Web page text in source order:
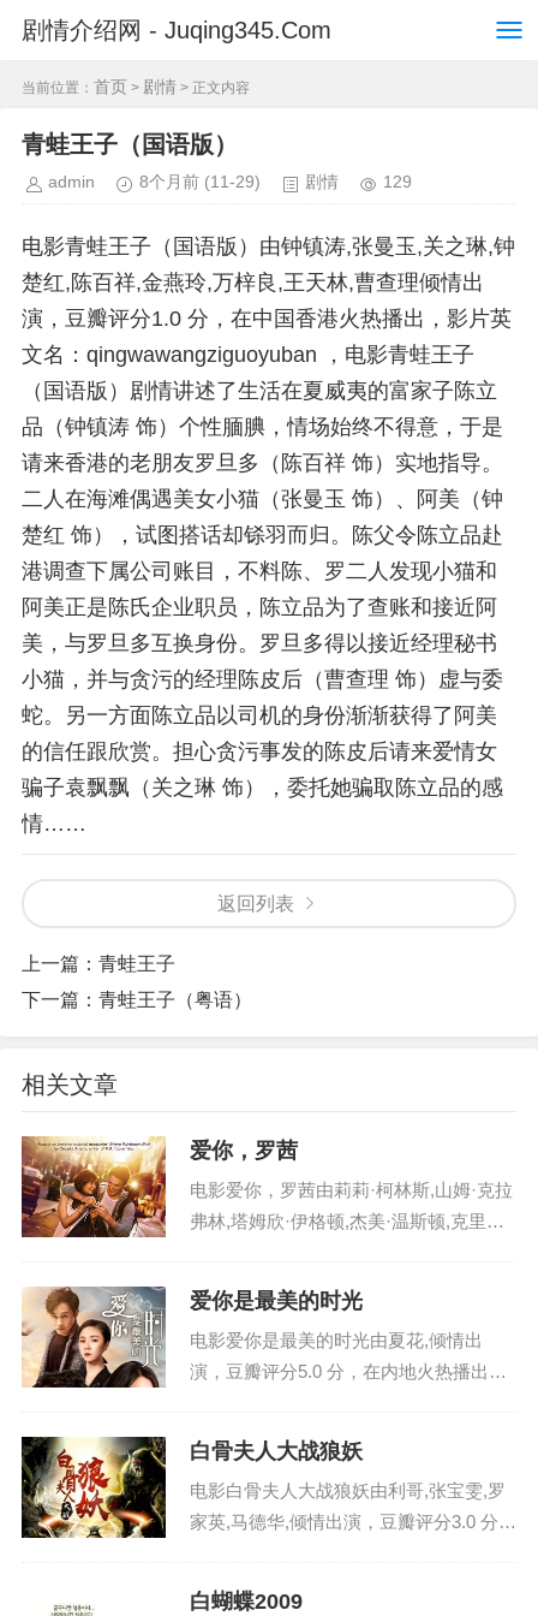
剧情介绍网 - Juqing345.Com
当前位置： 首页 > 剧情 > 正文内容
青蛙王子（国语版）
admin 8个月前 (11-29) 剧情 129
电影青蛙王子（国语版）由钟镇涛,张曼玉,关之琳,钟
楚红,陈百祥,金燕玲,万梓良,王天林,曹查理倾情出
演，豆瓣评分1.0 分，在中国香港火热播出，影片英
文名：qingwawangziguoyuban ，电影青蛙王子
（国语版）剧情讲述了生活在夏威夷的富家子陈立
品（钟镇涛 饰）个性腼腆，情场始终不得意，于是
请来香港的老朋友罗旦多（陈百祥 饰）实地指导。
二人在海滩偶遇美女小猫（张曼玉 饰）、阿美（钟
楚红 饰），试图搭话却铩羽而归。陈父令陈立品赴
港调查下属公司账目，不料陈、罗二人发现小猫和
阿美正是陈氏企业职员，陈立品为了查账和接近阿
美，与罗旦多互换身份。罗旦多得以接近经理秘书
小猫，并与贪污的经理陈皮后（曹查理 饰）虚与委
蛇。另一方面陈立品以司机的身份渐渐获得了阿美
的信任跟欣赏。担心贪污事发的陈皮后请来爱情女
骗子袁飘飘（关之琳 饰），委托她骗取陈立品的感
情……
返回列表
上一篇： 青蛙王子
下一篇： 青蛙王子（粤语）
相关文章
爱你，罗茜
电影爱你，罗茜由莉莉·柯林斯,山姆·克拉
弗林,塔姆欣·伊格顿,杰美·温斯顿,克里斯
国火热播出，影片英文名：aini...
爱你是最美的时光
电影爱你是最美的时光由夏花,倾情出
演，豆瓣评分5.0 分，在内地火热播出，
阿东在古镇偶遇躲避相亲的卉子...
白骨夫人大战狼妖
电影白骨夫人大战狼妖由利哥,张宝雯,罗
家英,马德华,倾情出演，豆瓣评分3.0 分，
白蝴蝶2009